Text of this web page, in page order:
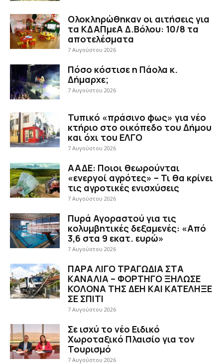
Ολοκληρώθηκαν οι αιτήσεις για
τα ΚΔΑΠμεΑ Δ.Βόλου: 10/8 τα
αποτελέσματα
7 Αυγούστου 2026
Πόσο κόστισε η Πάολα κ.
Δήμαρχε;
7 Αυγούστου 2026
Τυπικό «πράσινο φως» για νέο
κτήριο στο οικόπεδο του Δήμου
και όχι του ΕΛΓΟ
7 Αυγούστου 2026
ΑΑΔΕ: Ποιοι θεωρούνται
«ενεργοί αγρότες» – Τι θα κρίνει
τις αγροτικές ενισχύσεις
7 Αυγούστου 2026
Πυρά Αγοραστού για τις
κολυμβητικές δεξαμενές: «Από
3,6 στα 9 εκατ. ευρώ»
7 Αυγούστου 2026
ΠΑΡΑ ΛΙΓΟ ΤΡΑΓΩΔΙΑ ΣΤΑ
ΚΑΝΑΛΙΑ – ΦΟΡΤΗΓΟ ΞΗΛΩΣΕ
ΚΟΛΟΝΑ ΤΗΣ ΔΕΗ ΚΑΙ ΚΑΤΕΛΗΞΕ
ΣΕ ΣΠΙΤΙ
7 Αυγούστου 2026
Σε ισχύ το νέο Ειδικό
Χωροταξικό Πλαισίο για τον
Τουρισμό
7 Αυγούστου 2026